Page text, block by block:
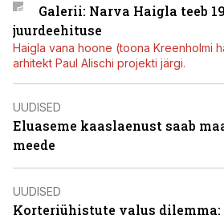
Galerii: Narva Haigla teeb
juurdeehituse
Haigla vana hoone (toona Kreenholmi
arhitekt Paul Alischi projekti järgi.
UUDISED
Eluaseme kaaslaenust saab
meede
UUDISED
Korteriühistute valus